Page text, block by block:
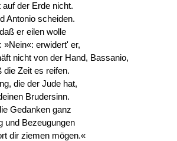
der Erde nicht.
Antonio scheiden.
er eilen wolle
erwidert' er,
nicht von der Hand, Bassanio,
die Zeit es reifen.
die der Jude hat,
Brudersinn.
Gedanken ganz
und Bezeugungen
dir ziemen mögen.«